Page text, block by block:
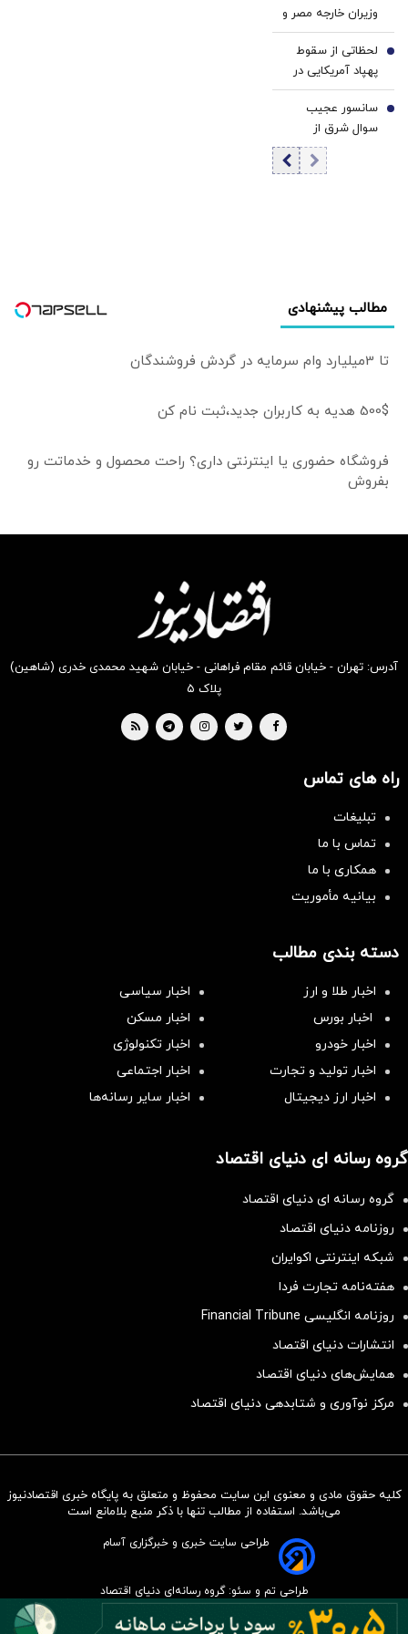
سرمایه‌گذاری همسنگ با شاخص
افزایش داده است
ادامه دارد
وزیران خارجه مصر و
ترکیه درباره
تحولات منطقه‌ای
لحظاتی از سقوط
پهپاد آمریکایی در
جیبوتی +فیلم
6
سانسور عجیب
سوال شرق از
رئیس‌جمهور در
7
مطالب پیشنهادی
تا 3میلیارد وام سرمایه در گردش فروشندگان
500$ هدیه به کاربران جدید،ثبت نام کن
فروشگاه حضوری یا اینترنتی داری؟ راحت محصول و خدماتت رو
بفروش
آدرس: تهران - خیابان قائم مقام فراهانی - خیابان شهید محمدی خدری (شاهین)
پلاک ۵
راه های تماس
تبلیغات
تماس با ما
همکاری با ما
بیانیه مأموریت
دسته بندی مطالب
اخبار طلا و ارز
اخبار سیاسی
اخبار بورس
اخبار مسکن
اخبار خودرو
اخبار تکنولوژی
اخبار تولید و تجارت
اخبار اجتماعی
اخبار ارز دیجیتال
اخبار سایر رسانه‌‌ها
گروه رسانه ای دنیای اقتصاد
گروه رسانه ای دنیای اقتصاد
روزنامه دنیای اقتصاد
شبکه اینترنتی اکوایران
هفته‌نامه تجارت فردا
روزنامه انگلیسی Financial Tribune
انتشارات دنیای اقتصاد
همایش‌های دنیای اقتصاد
مرکز نوآوری و شتابدهی دنیای اقتصاد
کلیه حقوق مادی و معنوی این سایت محفوظ و متعلق به پایگاه خبری اقتصادنیوز
می‌باشد. استفاده از مطالب تنها با ذکر منبع بلامانع است
طراحی سایت خبری و خبرگزاری آسام
طراحی تم و سئو: گروه رسانه‌ای دنیای اقتصاد